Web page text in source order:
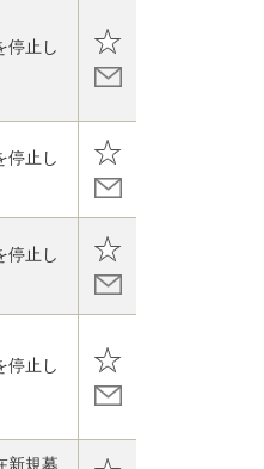
停止し
停止し
停止し
停止し
新規募